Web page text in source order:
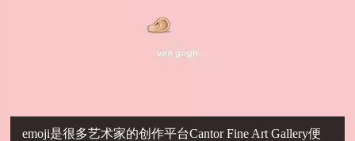
emoji是很多艺术家的创作平台Cantor Fine Art Gallery便